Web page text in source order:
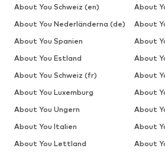
About You Schweiz (en)
About
About You Nederländerna (de)
About
About You Spanien
About
About You Estland
About
About You Schweiz (fr)
About
About You Luxemburg
About
About You Ungern
About
About You Italien
About
About You Lettland
About